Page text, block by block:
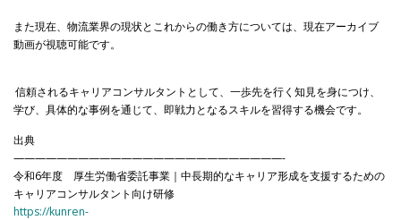
また現在、物流業界の現状とこれからの働き方については、現在アーカイブ
動画が視聴可能です。
信頼されるキャリアコンサルタントとして、一歩先を行く知見を身につけ、
学び、具体的な事例を通じて、即戦力となるスキルを習得する機会です。
出典
—————————————————————————-
令和6年度 厚生労働省委託事業｜中長期的なキャリア形成を支援するための
キャリアコンサルタント向け研修
https://kunren-